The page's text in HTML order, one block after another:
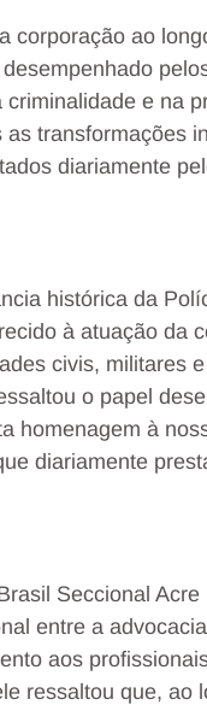
corporação ao
e na
transformações
diariamente
histórica da
à atuação da
civis, militares
o papel
homenagem à
diariamente
Seccional
entre a
aos
ressaltou que, ao